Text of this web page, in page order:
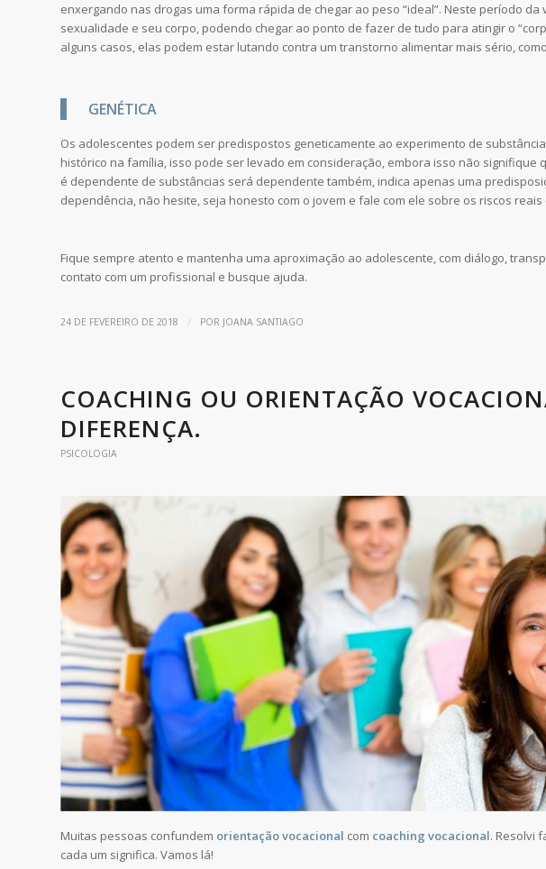
enxergando nas drogas uma forma rápida de chegar ao peso “ideal”. Neste período
sexualidade e seu corpo, podendo chegar ao ponto de fazer de tudo para atingir o
alguns casos, elas podem estar lutando contra um transtorno alimentar mais sério,
GENÉTICA
Os adolescentes podem ser predispostos geneticamente ao experimento de
histórico na família, isso pode ser levado em consideração, embora isso não signifique
é dependente de substâncias será dependente também, indica apenas uma
dependência, não hesite, seja honesto com o jovem e fale com ele sobre os riscos reais
Fique sempre atento e mantenha uma aproximação ao adolescente, com diálogo,
contato com um profissional e busque ajuda.
24 DE FEVEREIRO DE 2018 / POR JOANA SANTIAGO
COACHING OU ORIENTAÇÃO
DIFERENÇA.
PSICOLOGIA
Muitas pessoas confundem orientação vocacional com coaching vocacional. Resolvi
cada um significa. Vamos lá!